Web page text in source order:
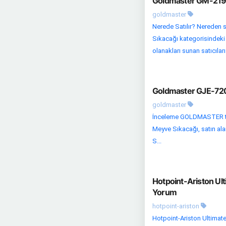
goldmaster
Nerede Satılır?
Sıkacağı
olanakları sunan
Goldmaster GJE-
goldmaster
İnceleme GOLDMASTER
Meyve Sıkacağı, satın
S...
Hotpoint-Ariston
Yorum
hotpoint-ariston
Hotpoint-Ariston Ultimate